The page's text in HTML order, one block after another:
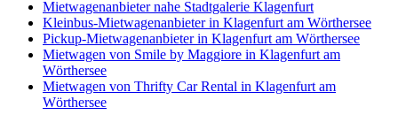
Mietwagenanbieter nahe Stadtgalerie Klagenfurt
Kleinbus-Mietwagenanbieter in Klagenfurt am Wörthersee
Pickup-Mietwagenanbieter in Klagenfurt am Wörthersee
Mietwagen von Smile by Maggiore in Klagenfurt am
Wörthersee
Mietwagen von Thrifty Car Rental in Klagenfurt am
Wörthersee